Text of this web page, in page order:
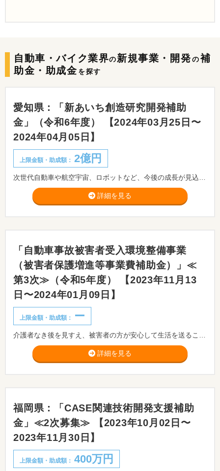
自動車・バイク業界の新規事業・開発の補
助金・助成金を探す
愛知県：「新あいち創造研究開発補助
金」（令和6年度） 【2024年03月25日〜
2024年04月05日】
上限金額・助成額： 2億円
詳細を見る
「自動車事故被害者受入環境整備事業
（被害者保護増進等事業費補助金）」≪
第3次≫（令和5年度） 【2023年11月13
日〜2024年01月09日】
上限金額・助成額： ー
詳細を見る
福岡県：「CASE関連技術開発支援補助
金」≪2次募集≫ 【2023年10月02日〜
2023年11月30日】
上限金額・助成額： 400万円